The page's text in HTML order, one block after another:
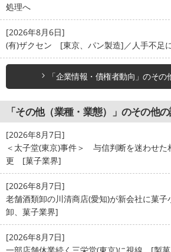
処理へ
[2026年8月6日]
(有)ザクセン [東京、パン製造]／人手不足
「企業情報・債権者動向」のその
「その他（業種・業態）」のその他
[2026年8月7日]
＜太子堂(東京)事件＞ 与信判断を迷わせた
更 [菓子業界]
[2026年8月7日]
老舗酒類卸の川清商店(愛知)が新会社に菓
卸、菓子業界]
[2026年8月7日]
一部店舗休業続く三栄堂(東京)に視線 [製